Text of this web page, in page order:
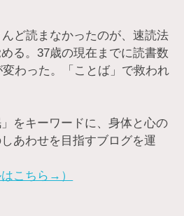
ど読まなかったのが、速読法
る。37歳の現在までに読書数
わった。「ことば」で救われ
」をキーワードに、身体と心の
あわせを目指すブログを運
こちら→）